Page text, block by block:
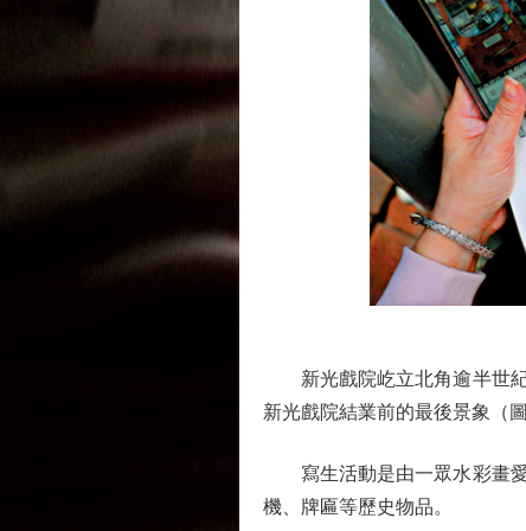
新光戲院屹立北角逾半世紀
新光戲院結業前的最後景象（圖
寫生活動是由一眾水彩畫愛
機、牌匾等歷史物品。